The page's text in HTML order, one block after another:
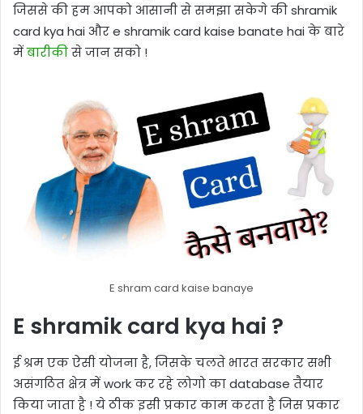
जिससे की हम आपको आसानी से समझा सकेगे की shramik
card kya hai और e shramik card kaise banate hai के बारे
मेंबारीकीसे जान सको !
E shram card kaise banaye
E shramik card kya hai ?
ई श्रम एक ऐसी योजना है, जिसके चलते भारत सरकार सभी
असंगठित क्षेत्र में work कर रहे लोगो का database तैयार
किया जाता है ! ये ठीक इसी प्रकार काम करता है जिस प्रकार